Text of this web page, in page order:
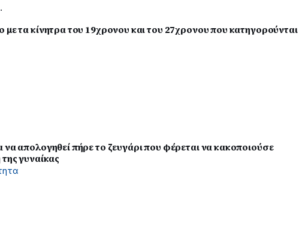
τα κίνητρα του 19χρονου και του 27χρονου που κατηγορούνται
απολογηθεί πήρε το ζευγάρι που φέρεται να κακοποιούσε
γυναίκας